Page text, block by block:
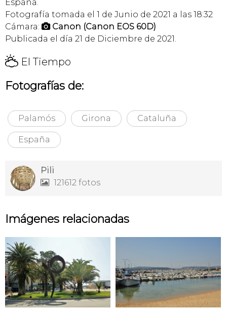
España.
Fotografía tomada el 1 de Junio de 2021 a las 18:32
Cámara:  Canon (Canon EOS 60D)
Publicada el día 21 de Diciembre de 2021.
H El Tiempo
Fotografías de:
Palamós Girona Cataluña
España
Pili
 121612 fotos
Imágenes relacionadas